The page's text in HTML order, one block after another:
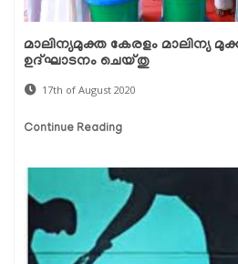
മാലിന്യമുക്ത കേരളം മാലിന്യ
ഉദ്ഘാടനം ചെയ്തു
17th of August 2020
Continue Reading